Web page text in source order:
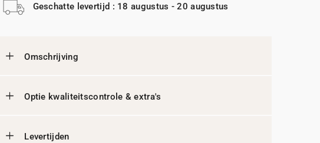
Geschatte levertijd : 18 augustus - 20 augustus
Omschrijving
Optie kwaliteitscontrole & extra's
Levertijden